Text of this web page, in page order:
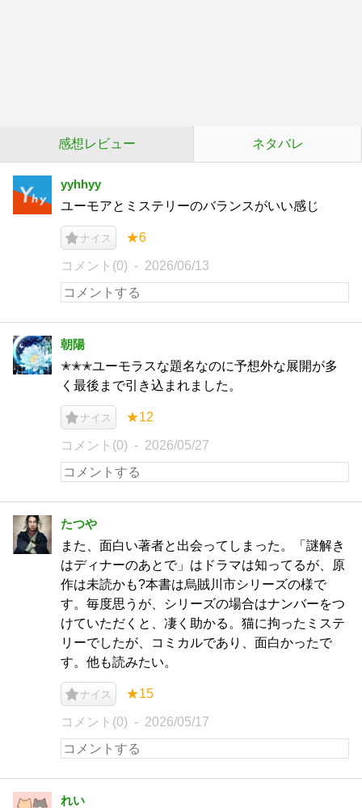
感想レビュー ネタバレ
yyhhyy
ユーモアとミステリーのバランスがいい感じ
ナイス ★6
コメント(0) 2026/06/13
朝陽
✭✭✭ユーモラスな題名なのに予想外な展開が多
く最後まで引き込まれました。
ナイス ★12
コメント(0) 2026/05/27
たつや
また、面白い著者と出会ってしまった。「謎解き
はディナーのあとで」はドラマは知ってるが、原
作は未読かも?本書は烏賊川市シリーズの様で
す。毎度思うが、シリーズの場合はナンバーをつ
けていただくと、凄く助かる。猫に拘ったミステ
リーでしたが、コミカルであり、面白かったで
す。他も読みたい。
ナイス ★15
コメント(0) 2026/05/17
れい